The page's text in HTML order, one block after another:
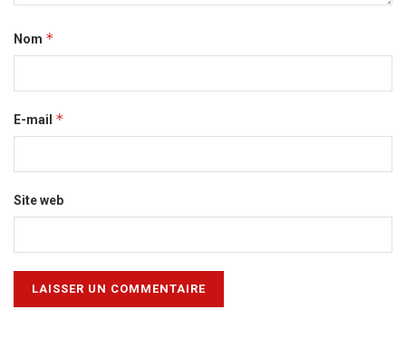
Nom *
E-mail *
Site web